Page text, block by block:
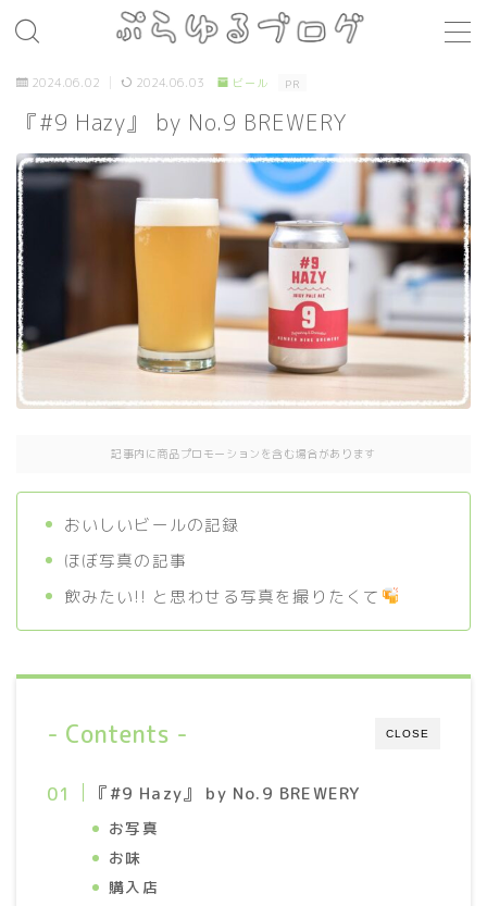
MENU
レシピ
お肉料理
煮込み料理
コト・モノ
お店
ビール
ライフログ
登山
ライブ
2024.06.02 2024.06.03 ビール PR
『#9 Hazy』 by No.9 BREWERY
記事内に商品プロモーションを含む場合があります
おいしいビールの記録
ほぼ写真の記事
飲みたい!! と思わせる写真を撮りたくて
CLOSE
- Contents -
『#9 Hazy』 by No.9 BREWERY
お写真
お味
購入店